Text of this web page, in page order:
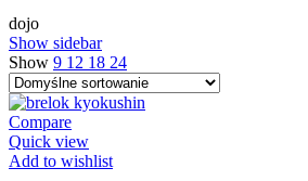
dojo
Show sidebar
Show 9 12 18 24
Compare
Quick view
Add to wishlist